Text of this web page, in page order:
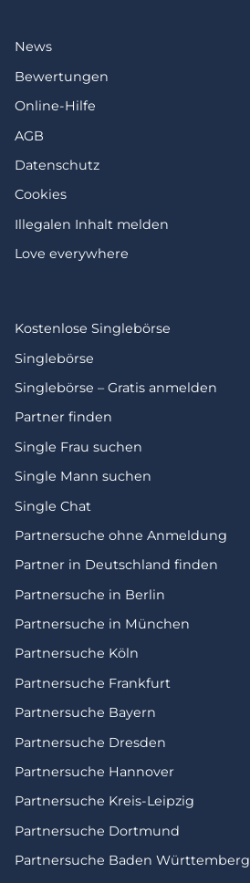
News
Bewertungen
Online-Hilfe
AGB
Datenschutz
Cookies
Illegalen Inhalt melden
Love everywhere
Kostenlose Singlebörse
Singlebörse
Singlebörse – Gratis anmelden
Partner finden
Single Frau suchen
Single Mann suchen
Single Chat
Partnersuche ohne Anmeldung
Partner in Deutschland finden
Partnersuche in Berlin
Partnersuche in München
Partnersuche Köln
Partnersuche Frankfurt
Partnersuche Bayern
Partnersuche Dresden
Partnersuche Hannover
Partnersuche Kreis-Leipzig
Partnersuche Dortmund
Partnersuche Baden Württemberg